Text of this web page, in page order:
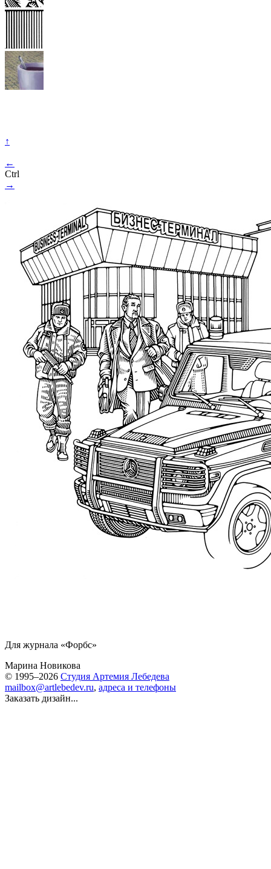
↑
←
Ctrl
→
Для журнала «Форбс»
Марина Новикова
© 1995–2026 Студия Артемия Лебедева
mailbox@artlebedev.ru, адреса и телефоны
Заказать дизайн...